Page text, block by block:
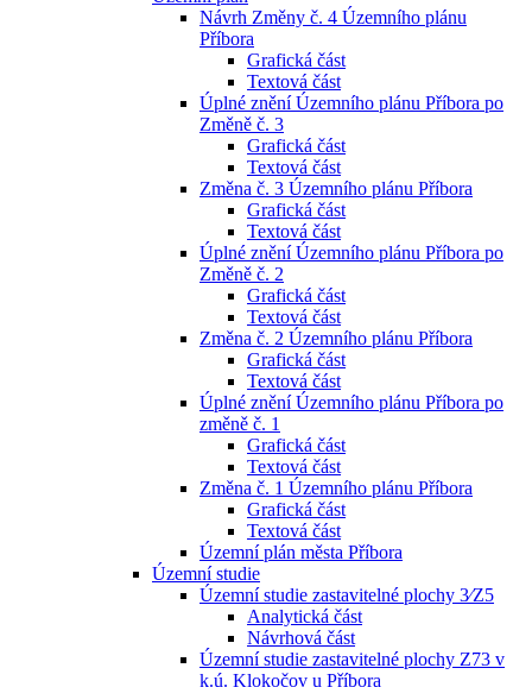
Návrh Změny č. 4 Územního plánu
Příbora
Grafická část
Textová část
Úplné znění Územního plánu Příbora po
Změně č. 3
Grafická část
Textová část
Změna č. 3 Územního plánu Příbora
Grafická část
Textová část
Úplné znění Územního plánu Příbora po
Změně č. 2
Grafická část
Textová část
Změna č. 2 Územního plánu Příbora
Grafická část
Textová část
Úplné znění Územního plánu Příbora po
změně č. 1
Grafická část
Textová část
Změna č. 1 Územního plánu Příbora
Grafická část
Textová část
Územní plán města Příbora
Územní studie
Územní studie zastavitelné plochy 3⁄Z5
Analytická část
Návrhová část
Územní studie zastavitelné plochy Z73 v
k.ú. Klokočov u Příbora